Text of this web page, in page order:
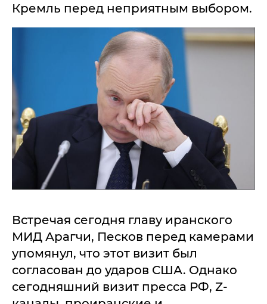
Кремль перед неприятным выбором.
Встречая сегодня главу иранского
МИД Арагчи, Песков перед камерами
упомянул, что этот визит был
согласован до ударов США. Однако
сегодняшний визит пресса РФ, Z-